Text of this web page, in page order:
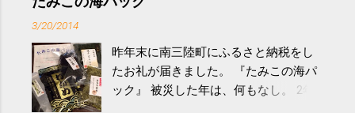
けると改善する、との結果を筑波大の
研究チームが発表した。改善が期待で
きるのは、過度の飲酒が原因ではない
3/20/2014
昨年末に南三陸町にふるさと納税をし
たお礼が届きました。 『たみこの海パ
ック』 被災した年は、何もなし。 2年